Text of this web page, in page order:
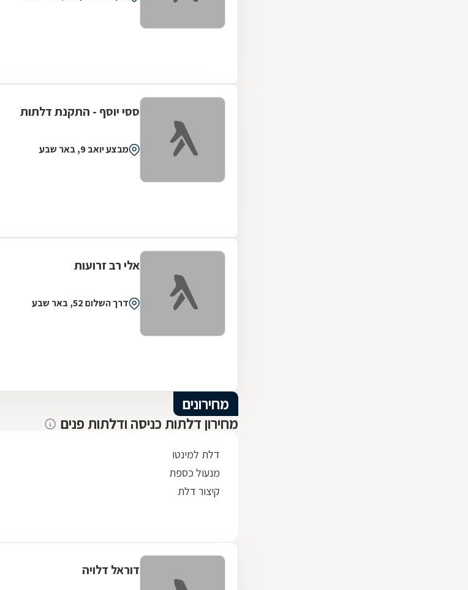
ססי יוסף - התקנת דלתות
מבצע יואב 9, באר שבע
אלי רב זרועות
דרך השלום 52, באר שבע
מחירונים
מחירון דלתות כניסה ודלתות פנים
דלת למינטו
מנעול כספת
קיצור דלת
דוראל דלויה